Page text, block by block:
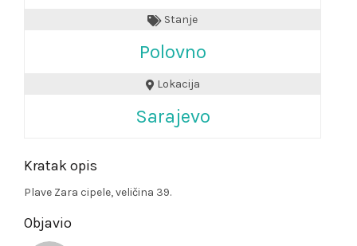
Stanje
Polovno
Lokacija
Sarajevo
Kratak opis
Plave Zara cipele, veličina 39.
Objavio